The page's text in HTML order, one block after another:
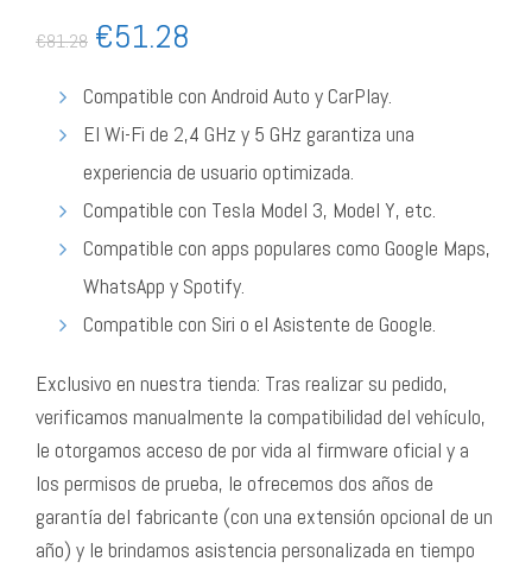
€81.28 €51.28
Compatible con Android Auto y CarPlay.
El Wi-Fi de 2,4 GHz y 5 GHz garantiza una
experiencia de usuario optimizada.
Compatible con Tesla Model 3, Model Y, etc.
Compatible con apps populares como Google Maps,
WhatsApp y Spotify.
Compatible con Siri o el Asistente de Google.
Exclusivo en nuestra tienda: Tras realizar su pedido,
verificamos manualmente la compatibilidad del vehículo,
le otorgamos acceso de por vida al firmware oficial y a
los permisos de prueba, le ofrecemos dos años de
garantía del fabricante (con una extensión opcional de un
año) y le brindamos asistencia personalizada en tiempo